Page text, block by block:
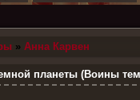
» Анна Карвен
планеты (Воины